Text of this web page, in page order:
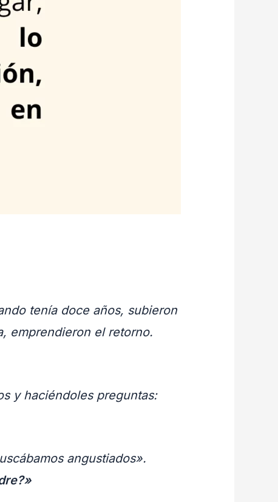
tenía doce años, subieron
emprendieron el retorno.
y haciéndoles preguntas:
angustiados».